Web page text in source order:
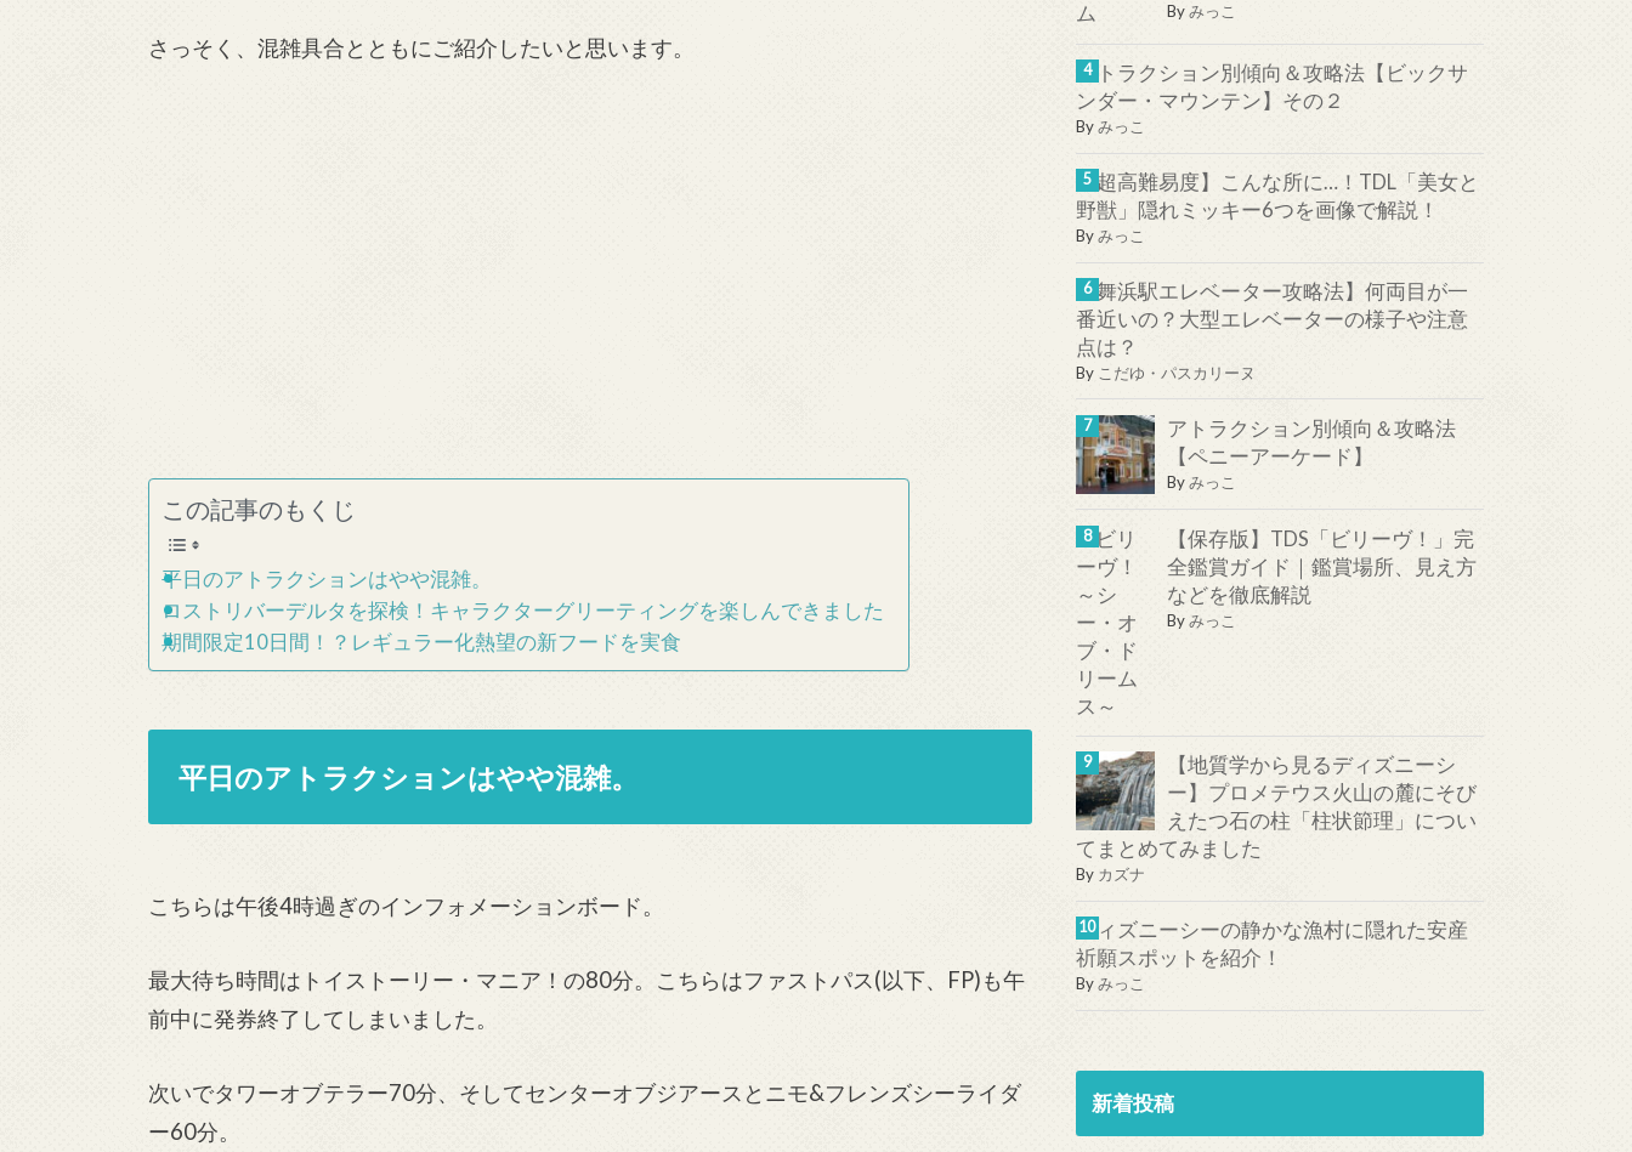
さっそく、混雑具合とともにご紹介したいと思います。
この記事のもくじ
平日のアトラクションはやや混雑。
ロストリバーデルタを探検！キャラクターグリーティングを楽しんできました
期間限定10日間！？レギュラー化熱望の新フードを実食
平日のアトラクションはやや混雑。
こちらは午後4時過ぎのインフォメーションボード。
最大待ち時間はトイストーリー・マニア！の80分。こちらはファストパス(以下、FP)も午
前中に発券終了してしまいました。
次いでタワーオブテラー70分、そしてセンターオブジアースとニモ&フレンズシーライダ
ー60分。
Byみっこ
アトラクション別傾向＆攻略法【ビックサ
ンダー・マウンテン】その２
Byみっこ
【超高難易度】こんな所に…！TDL「美女と
野獣」隠れミッキー6つを画像で解説！
Byみっこ
【舞浜駅エレベーター攻略法】何両目が一
番近いの？大型エレベーターの様子や注意
点は？
By こだゆ・パスカリーヌ
アトラクション別傾向＆攻略法
【ペニーアーケード】
Byみっこ
【保存版】TDS「ビリーヴ！」完
全鑑賞ガイド｜鑑賞場所、見え方
などを徹底解説
Byみっこ
【地質学から見るディズニーシ
ー】プロメテウス火山の麓にそび
えたつ石の柱「柱状節理」につい
てまとめてみました
By カズナ
ディズニーシーの静かな漁村に隠れた安産
祈願スポットを紹介！
Byみっこ
新着投稿